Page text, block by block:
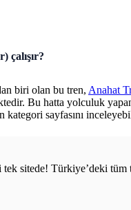
çalışır?
biri olan bu tren, Anahat
Bu hatta yolculuk
sayfasını
sitede! Türkiye’deki